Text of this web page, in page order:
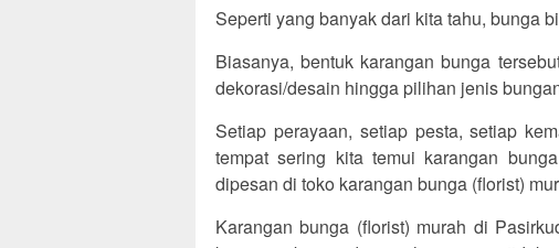
Seperti yang banyak dari kita tahu, bunga
Biasanya, bentuk karangan bunga
dekorasi/desain hingga pilihan jenis
Setiap perayaan, setiap pesta, setiap
tempat sering kita temui karangan
dipesan di toko karangan bunga (florist)
Karangan bunga (florist) murah di